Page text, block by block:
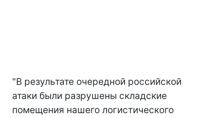
"В результате очередной российской
атаки были разрушены складские
помещения нашего логистического